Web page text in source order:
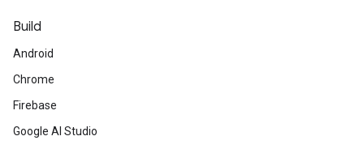
Build
Android
Chrome
Firebase
Google AI Studio